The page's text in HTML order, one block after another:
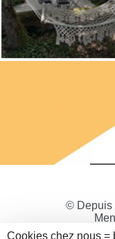
© Depuis
Cookies chez nous =